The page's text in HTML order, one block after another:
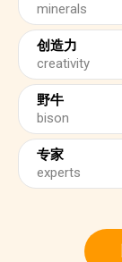
minerals
创造力
creativity
野牛
bison
专家
experts